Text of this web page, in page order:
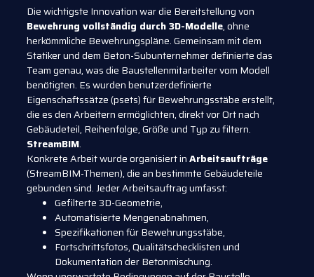
Die wichtigste Innovation war die Bereitstellung von
Bewehrung vollständig durch 3D-Modelle, ohne
herkömmliche Bewehrungspläne. Gemeinsam mit dem
Statiker und dem Beton-Subunternehmer definierte das
Team genau, was die Baustellenmitarbeiter vom Modell
benötigten. Es wurden benutzerdefinierte
Eigenschaftssätze (psets) für Bewehrungsstäbe erstellt,
die es den Arbeitern ermöglichten, direkt vor Ort nach
Gebäudeteil, Reihenfolge, Größe und Typ zu filtern.
StreamBIM.
Konkrete Arbeit wurde organisiert inArbeitsaufträge
(StreamBIM-Themen), die an bestimmte Gebäudeteile
gebunden sind. Jeder Arbeitsauftrag umfasst:
Gefilterte 3D-Geometrie,
Automatisierte Mengenabnahmen,
Spezifikationen für Bewehrungsstäbe,
Fortschrittsfotos, Qualitätschecklisten und
Dokumentation der Betonmischung.